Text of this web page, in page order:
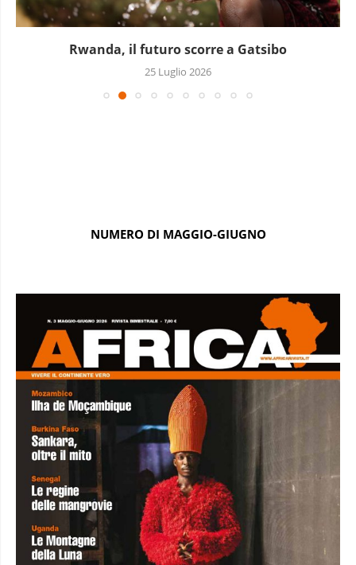
Rwanda, il futuro scorre a Gatsibo
25 Luglio 2026
NUMERO DI MAGGIO-GIUGNO